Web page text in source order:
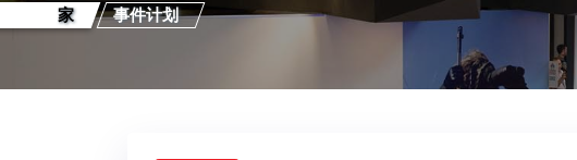
家 事件计划